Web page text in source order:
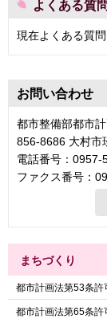
よくある質問
現在よくある質
お問い合わせ
都市整備部都市
856-8686 大村市
電話番号：0957-
ファクス番号：
まちづくり
都市計画法第53条許
都市計画法第65条許